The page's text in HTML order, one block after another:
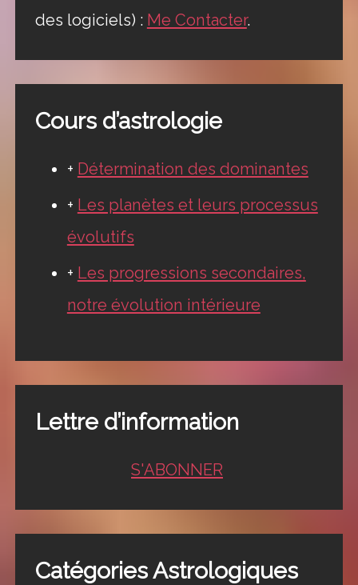
des logiciels) : Me Contacter.
Cours d’astrologie
+ Détermination des dominantes
+ Les planètes et leurs processus
évolutifs
+ Les progressions secondaires,
notre évolution intérieure
Lettre d’information
S'ABONNER
Catégories Astrologiques